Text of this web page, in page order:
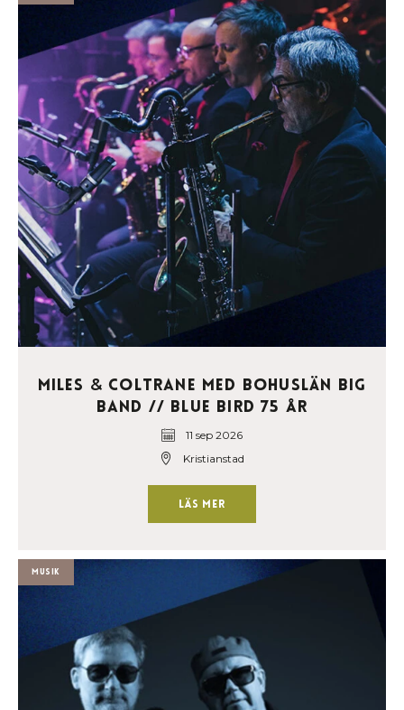
Miles & Coltrane med Bohuslän Big
Band // Blue Bird 75 år
11 sep 2026
Kristianstad
Läs mer
Musik